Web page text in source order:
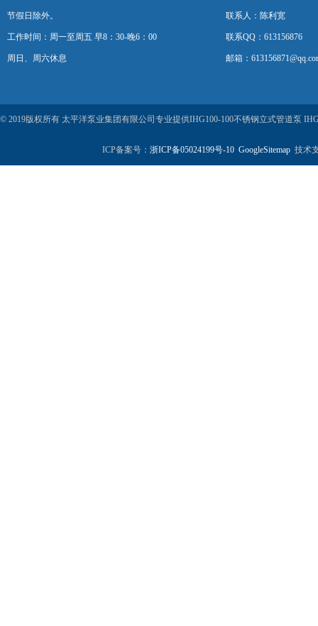
节假日除外。
工作时间：周一至周五 早8：30-晚6：00
周日、周六休息
联系人：陈利宽
联系QQ：613156876
邮箱：
© 2019版权所有 太平洋泵业集团有限公司专业提供IHG100-100不锈钢立式管道泵
ICP备案号： 浙ICP备05024199号-10 GoogleSitemap技术